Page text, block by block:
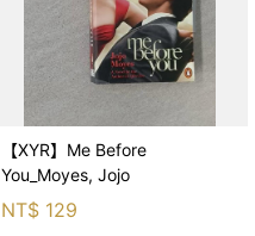
【XYR】Me Before
You_Moyes, Jojo
NT$ 129